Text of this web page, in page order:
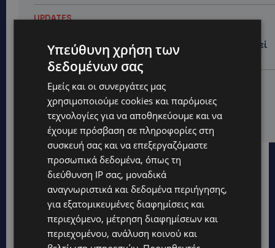
UPDATES
φωτιά σε ιστορική μπυραρία – Η Αστυνομία αναζητεί
το κίνητρο
UPDATES
ΛΑΤΣΙΑ-ΓΕΡΙ: Στο επίκεντρο η δημιουργία δομών για
ασυνόδευτους ανήλικους – Αντιδρά ο Δήμος,
στηρίζει υπό προϋποθέσεις το Κίνημα Οικολόγων
Υπεύθυνη χρήση των
δεδομένων σας
Εμείς και οι συνεργάτες μας
χρησιμοποιούμε cookies και παρόμοιες
τεχνολογίες για να αποθηκεύουμε και να
έχουμε πρόσβαση σε πληροφορίες στη
συσκευή σας και να επεξεργαζόμαστε
προσωπικά δεδομένα, όπως τη
διεύθυνση IP σας, μοναδικά
αναγνωριστικά και δεδομένα περιήγησης,
για εξατομικευμένες διαφημίσεις και
περιεχόμενο, μέτρηση διαφημίσεων και
περιεχομένου, ανάλυση κοινού και